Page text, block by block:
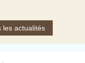
les actualités